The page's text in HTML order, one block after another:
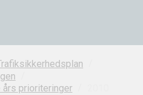
prioriteringer